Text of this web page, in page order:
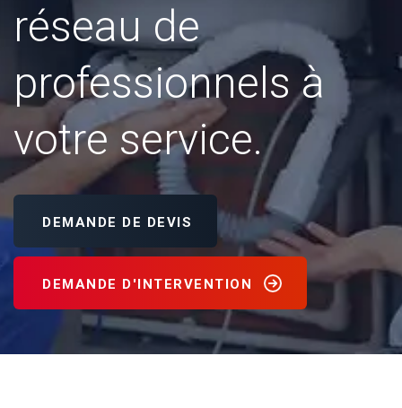
réseau de
professionnels à
votre service.
DEMANDE DE DEVIS
DEMANDE D'INTERVENTION